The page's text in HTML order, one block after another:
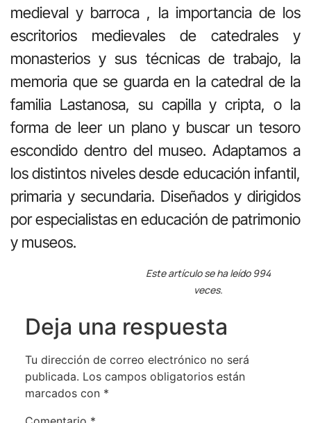
medieval y barroca , la importancia de los
escritorios medievales de catedrales y
monasterios y sus técnicas de trabajo, la
memoria que se guarda en la catedral de la
familia Lastanosa, su capilla y cripta, o la
forma de leer un plano y buscar un tesoro
escondido dentro del museo. Adaptamos a
los distintos niveles desde educación infantil,
primaria y secundaria. Diseñados y dirigidos
por especialistas en educación de patrimonio
y museos.
Este artículo se ha leído 994
veces.
Deja una respuesta
Tu dirección de correo electrónico no será
publicada. Los campos obligatorios están
marcados con *